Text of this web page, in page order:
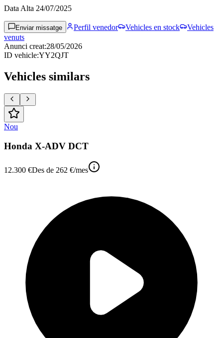
Data Alta 24/07/2025
Enviar missatge Perfil venedor Vehicles en stock
Vehicles
venuts
Anunci creat:28/05/2026
ID vehicle:YY2QJT
Vehicles similars
Nou
Honda X-ADV DCT
12.300 €Des de 262 €/mes